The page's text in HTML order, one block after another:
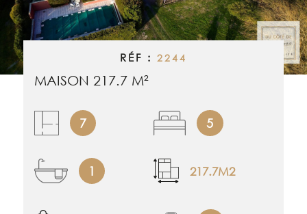
ALERTE
ESTIMATION
RÉF :2244
MAISON 217.7 M²
7 5
1 217.7M2
RECHERCHER